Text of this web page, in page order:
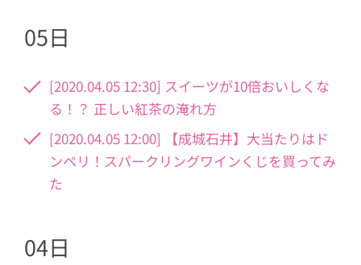
05日
[2020.04.05 12:30] スイーツが10倍おいしくな
る！？ 正しい紅茶の淹れ方
[2020.04.05 12:00] 【成城石井】大当たりはド
ンペリ！スパークリングワインくじを買ってみ
た
04日